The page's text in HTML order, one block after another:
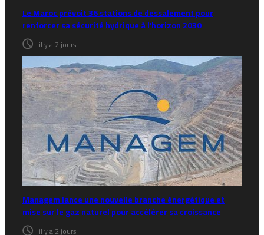
Le Maroc prévoit 36 stations de dessalement pour
renforcer sa sécurité hydrique à l’horizon 2030
il y a 2 jours
Managem lance une nouvelle branche énergétique et
mise sur le gaz naturel pour accélérer sa croissance
il y a 2 jours